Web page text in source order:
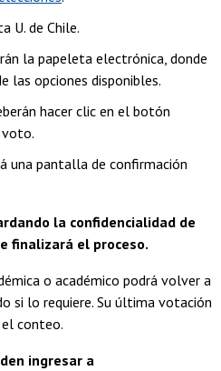
U. de Chile.
la papeleta electrónica, donde
las opciones disponibles.
hacer clic en el botón
voto.
una pantalla de confirmación
la confidencialidad de
finalizará el proceso.
o académico podrá volver a
si lo requiere. Su última votación
el conteo.
ingresar a